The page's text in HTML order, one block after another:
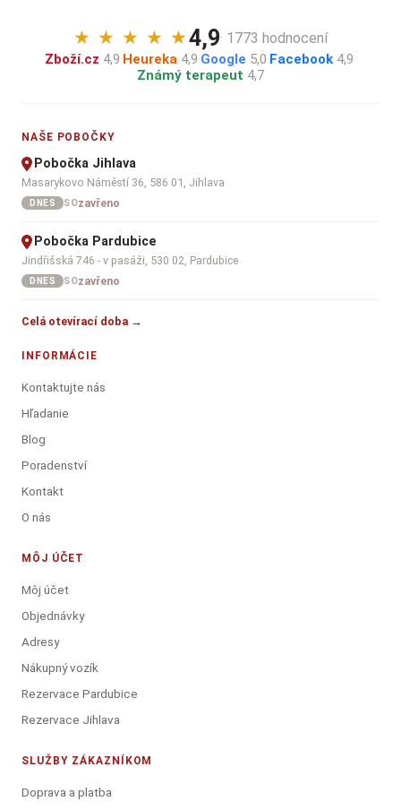
★ ★ ★ ★ ★4,9· 1773 hodnocení
Zboží.cz 4,9·Heureka 4,9·Google 5,0·Facebook 4,9·
Známý terapeut 4,7
NAŠE POBOČKY
Pobočka Jihlava
Masarykovo Náměstí 36, 586 01, Jihlava
DNES SOzavřeno
Pobočka Pardubice
Jindřišská 746 - v pasáži, 530 02, Pardubice
DNES SOzavřeno
Celá otevírací doba →
INFORMÁCIE
Kontaktujte nás
Hľadanie
Blog
Poradenství
Kontakt
O nás
MÔJ ÚČET
Môj účet
Objednávky
Adresy
Nákupný vozík
Rezervace Pardubice
Rezervace Jihlava
SLUŽBY ZÁKAZNÍKOM
Doprava a platba